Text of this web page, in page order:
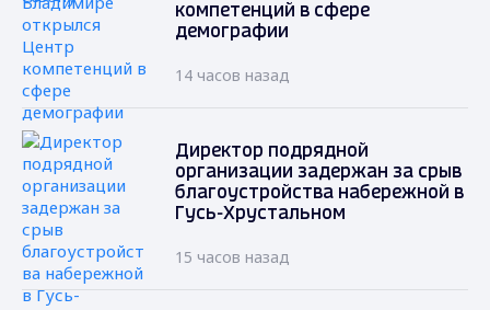
компетенций в сфере
демографии
14 часов назад
Директор подрядной
организации задержан за срыв
благоустройства набережной в
Гусь-Хрустальном
15 часов назад